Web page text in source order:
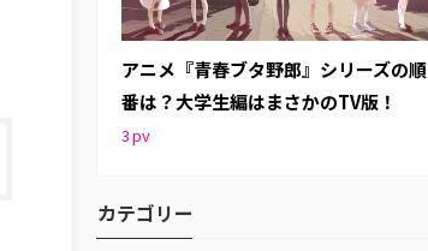
アニメ『青春ブタ野郎』シリーズの順
番は？大学生編はまさかのTV版！
3pv
カテゴリー